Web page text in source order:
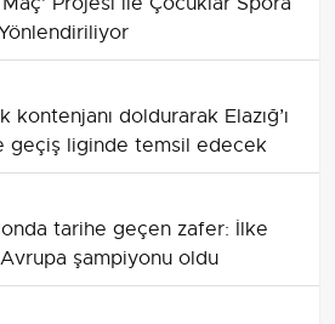
kontenjanı doldurarak Elazığ’ı
geçiş liginde temsil edecek
tarihe geçen zafer: İlke
şampiyonu oldu